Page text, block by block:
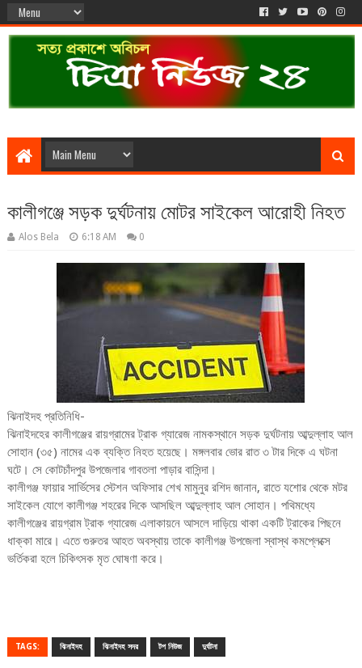
কালীগঞ্জে সড়ক দুর্ঘটনায় মোটর সাইকেল আরোহী নিহত
Alos Bela 6:18 AM 0
ঝিনাইদহ প্রতিনিধি-
ঝিনাইদহের কালীগঞ্জের রায়গ্রামের ট্রাক গ্যারেজ নামকস্থানে সড়ক দুর্ঘটনায় আব্দুল্লাহ আল
সোহান (৩৫) নামের এক ব্যক্তি নিহত হয়েছে। মঙ্গলবার ভোর রাত ৩ টার দিকে এ ঘটনা
ঘটে। সে কোটচাঁদপুর উপজেলার গাবতলা পাড়ার বাসিন্দা।
কালীগঞ্জ ফায়ার সার্ভিসের স্টেশন অফিসার শেখ মামুনুর রশিদ জানান, রাতে যশোর থেকে মটর
সাইকেল যোগে কালীগঞ্জ শহরের দিকে আসছিল আব্দুল্লাহ আল সোহান। পথিমধ্যে
কালীগঞ্জের রায়গ্রাম ট্রাক গ্যারেজ এলাকায়নে আসলে দাড়িয়ে থাকা একটি ট্রাকের পিছনে
ধাক্কা মারে। এতে গুরুতর আহত অবস্থায় তাকে কালীগঞ্জ উপজেলা স্বাস্থ কমপ্লেক্সে
ভর্তিকরা হলে চিকিৎসক মৃত ঘোষণা করে।
TAGS: ঝিনাইদহ ঝিনাইদহ সদর টপ নিউজ দুর্ঘটনা